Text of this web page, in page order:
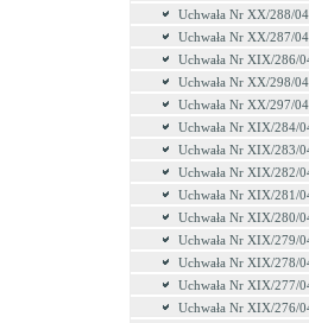
Uchwała Nr XX/288/04
Uchwała Nr XX/287/04
Uchwała Nr XIX/286/
Uchwała Nr XX/298/04
Uchwała Nr XX/297/04
Uchwała Nr XIX/284/
Uchwała Nr XIX/283/
Uchwała Nr XIX/282/
Uchwała Nr XIX/281/
Uchwała Nr XIX/280/
Uchwała Nr XIX/279/
Uchwała Nr XIX/278/
Uchwała Nr XIX/277/
Uchwała Nr XIX/276/